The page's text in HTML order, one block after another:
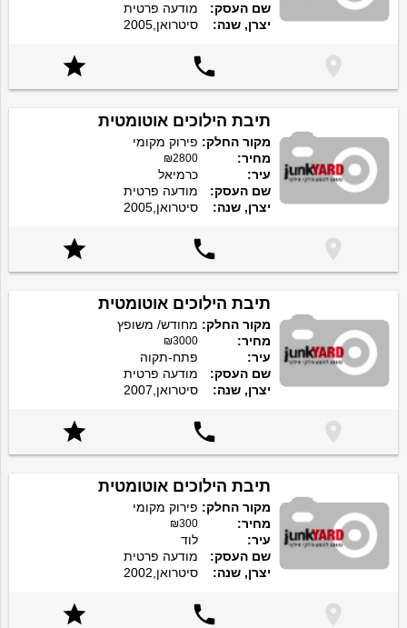
שם העסק:
מודעה פרטית
יצרן, שנה:
סיטרואן,2005



תיבת הילוכים אוטומטית
מקור החלק: פירוק מקומי
מחיר:
₪2800
עיר:
כרמיאל
שם העסק:
מודעה פרטית
יצרן, שנה:
סיטרואן,2005



תיבת הילוכים אוטומטית
מקור החלק: מחודש/ משופץ
מחיר:
₪3000
עיר:
פתח-תקוה
שם העסק:
מודעה פרטית
יצרן, שנה:
סיטרואן,2007



תיבת הילוכים אוטומטית
מקור החלק: פירוק מקומי
מחיר:
₪300
עיר:
לוד
שם העסק:
מודעה פרטית
יצרן, שנה:
סיטרואן,2002


